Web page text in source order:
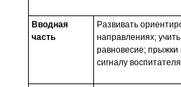
Вводная
часть
Развивать
направлениях;
равновесие; прыжки
сигналу